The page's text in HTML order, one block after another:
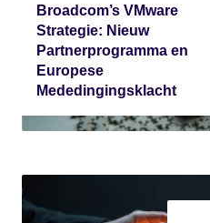
Broadcom’s VMware
Strategie: Nieuw
Partnerprogramma en
Europese
Mededingingsklacht